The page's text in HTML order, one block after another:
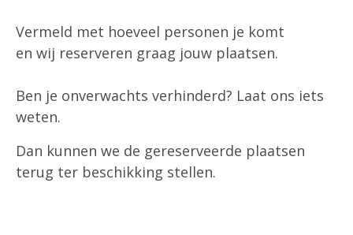
Vermeld met hoeveel personen je komt
en wij reserveren graag jouw plaatsen.
Ben je onverwachts verhinderd? Laat ons iets
weten.
Dan kunnen we de gereserveerde plaatsen
terug ter beschikking stellen.